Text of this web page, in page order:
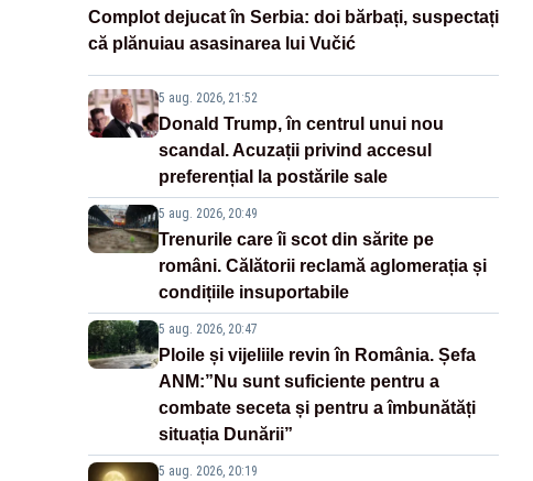
Complot dejucat în Serbia: doi bărbați, suspectați
că plănuiau asasinarea lui Vučić
5 aug. 2026, 21:52
Donald Trump, în centrul unui nou
scandal. Acuzații privind accesul
preferențial la postările sale
5 aug. 2026, 20:49
Trenurile care îi scot din sărite pe
români. Călătorii reclamă aglomerația și
condițiile insuportabile
5 aug. 2026, 20:47
Ploile și vijeliile revin în România. Șefa
ANM:”Nu sunt suficiente pentru a
combate seceta și pentru a îmbunătăți
situația Dunării”
5 aug. 2026, 20:19